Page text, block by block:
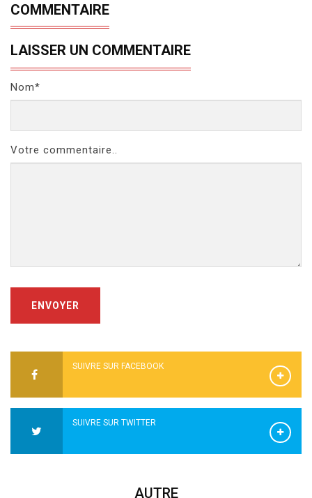
COMMENTAIRE
LAISSER UN COMMENTAIRE
Nom*
Votre commentaire..
ENVOYER
SUIVRE SUR FACEBOOK
SUIVRE SUR TWITTER
AUTRE